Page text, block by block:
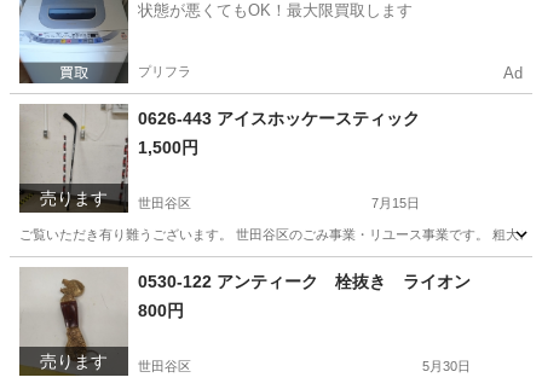
状態が悪くてもOK！最大限買取します
プリフラ Ad
売ります
0626-443 アイスホッケースティック
1,500円
世田谷区 7月15日
ご覧いただき有り難うございます。 世⽥⾕区のごみ事業・リユース事業です。 粗
東京 世田谷区
売ります
0530-122 アンティーク 栓抜き ライオン
800円
世田谷区 5月30日